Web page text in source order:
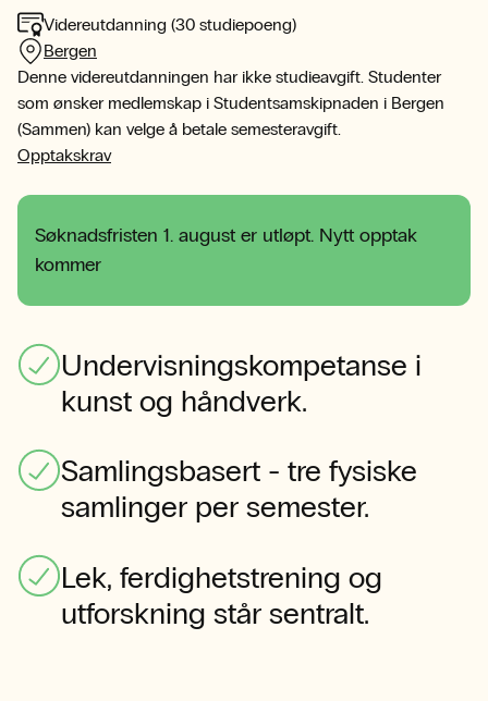
Videreutdanning (30 studiepoeng)
Bergen
Denne videreutdanningen har ikke studieavgift. Studenter
som ønsker medlemskap i Studentsamskipnaden i Bergen
(Sammen) kan velge å betale semesteravgift.
Opptakskrav
Søknadsfristen 1. august er utløpt. Nytt opptak
kommer
Undervisningskompetanse i
kunst og håndverk.
Samlingsbasert - tre fysiske
samlinger per semester.
Lek, ferdighetstrening og
utforskning står sentralt.